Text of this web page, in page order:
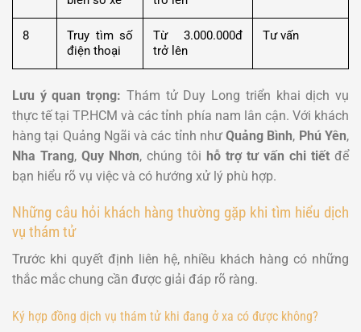
8
Truy tìm số
điện thoại
Từ 3.000.000đ
trở lên
Tư vấn
Lưu ý quan trọng: Thám tử Duy Long triển khai dịch vụ
thực tế tại TP.HCM và các tỉnh phía nam lân cận. Với khách
hàng tại Quảng Ngãi và các tỉnh nhưQuảng Bình, Phú Yên,
Nha Trang, Quy Nhơn, chúng tôi hỗ trợ tư vấn chi tiết để
bạn hiểu rõ vụ việc và có hướng xử lý phù hợp.
Những câu hỏi khách hàng thường gặp khi tìm hiểu dịch
vụ thám tử
Trước khi quyết định liên hệ, nhiều khách hàng có những
thắc mắc chung cần được giải đáp rõ ràng.
Ký hợp đồng dịch vụ thám tử khi đang ở xa có được không?